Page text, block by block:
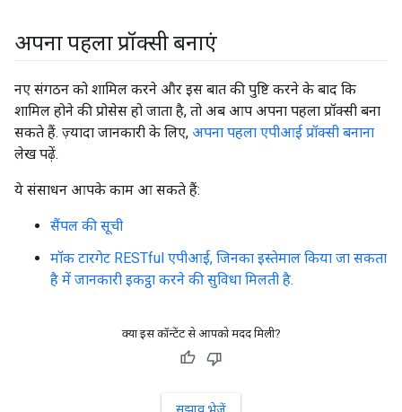
अपना पहला प्रॉक्सी बनाएं
नए संगठन को शामिल करने और इस बात की पुष्टि करने के बाद कि
शामिल होने की प्रोसेस हो जाता है, तो अब आप अपना पहला प्रॉक्सी बना
सकते हैं. ज़्यादा जानकारी के लिए, अपना पहला एपीआई प्रॉक्सी बनाना
लेख पढ़ें.
ये संसाधन आपके काम आ सकते हैं:
सैंपल की सूची
मॉक टारगेट RESTful एपीआई, जिनका इस्तेमाल किया जा सकता
है में जानकारी इकट्ठा करने की सुविधा मिलती है.
क्या इस कॉन्टेंट से आपको मदद मिली?